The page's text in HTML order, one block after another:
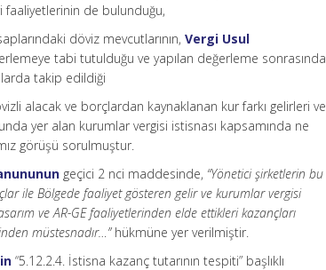
faaliyetlerinin de bulunduğu,
döviz mevcutlarının,Vergi Usul
tabi tutulduğu ve yapılan değerleme sonrasında
takip edildiği
alacak ve borçlardan kaynaklanan kur farkı gelirleri ve
yer alan kurumlar vergisi istisnası kapsamında ne
görüşü sorulmuştur.
geçici 2 nci maddesinde, “Yönetici şirketlerin bu
ile Bölgede faaliyet gösteren gelir ve kurumlar vergisi
ve AR-GE faaliyetlerinden elde ettikleri kazançları
müstesnadır…”hükmüne yer verilmiştir.
“5.12.2.4. İstisna kazanç tutarının tespiti” başlıklı